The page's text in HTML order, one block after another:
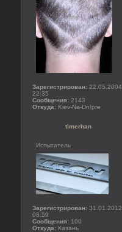
Зарегистрирован: 22.05.2004
22:35
Сообщения: 2143
Откуда: Kiev-Na-Dn!pre
timerhan
Испытатель
Зарегистрирован: 31.01.2012
08:59
Сообщения: 100
Откуда: Казань